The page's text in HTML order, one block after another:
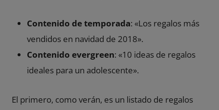
Contenido de temporada: «Los regalos más
vendidos en navidad de 2018».
Contenido evergreen: «10 ideas de regalos
ideales para un adolescente».
El primero, como verán, es un listado de regalos